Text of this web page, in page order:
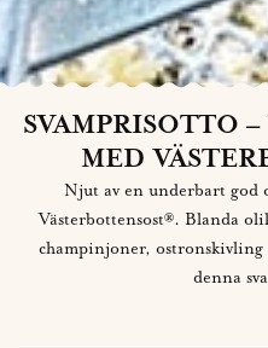
SVAMPRISOTTO
MED
Njut av en underbart god
Västerbottensost®. Blanda
champinjoner,
denna